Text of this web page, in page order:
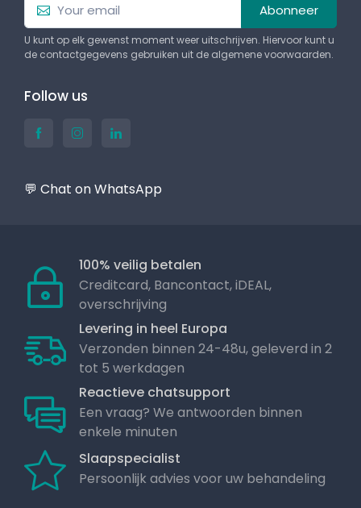
Abonneer
U kunt op elk gewenst moment weer uitschrijven. Hiervoor kunt u
de contactgegevens gebruiken uit de algemene voorwaarden.
Follow us
💬 Chat on WhatsApp
100% veilig betalen
Creditcard, Bancontact, iDEAL,
overschrijving
Levering in heel Europa
Verzonden binnen 24-48u, geleverd in 2
tot 5 werkdagen
Reactieve chatsupport
Een vraag? We antwoorden binnen
enkele minuten
Slaapspecialist
Persoonlijk advies voor uw behandeling